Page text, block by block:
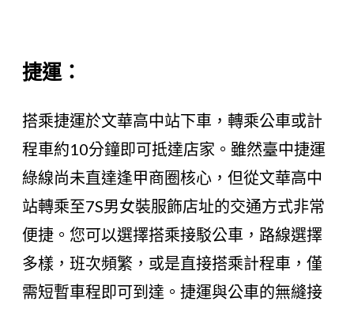
捷運：
搭乘捷運於文華高中站下車，轉乘公車或計
程車約10分鐘即可抵達店家。雖然臺中捷運
綠線尚未直達逢甲商圈核心，但從文華高中
站轉乘至7S男女裝服飾店址的交通方式非常
便捷。您可以選擇搭乘接駁公車，路線選擇
多樣，班次頻繁，或是直接搭乘計程車，僅
需短暫車程即可到達。捷運與公車的無縫接